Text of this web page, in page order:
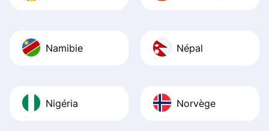
Namibie Népal
Nigéria Norvège